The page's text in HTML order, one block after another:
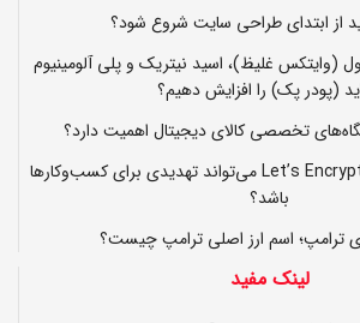
از ابتدای طراحی سایت شروع شود؟
(وایتکس غلیظ)، اسید نیتریک و پلی آلومینیوم
(پودر پک) را افزایش دهیم؟
تخصصی کالای دیجیتال اهمیت دارد؟
چرا خرید SSL رایگان Let’s Encrypt می‌تواند تهدیدی برای کسب‌وکارها
باشد؟
ترامپ؛ اسم ارز اصلی ترامپ چیست؟
لینک مفید